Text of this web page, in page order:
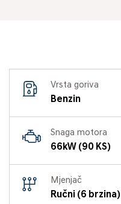
Vrsta goriva
Benzin
Snaga motora
66kW (90 KS)
Mjenjač
Ručni (6 brzina)